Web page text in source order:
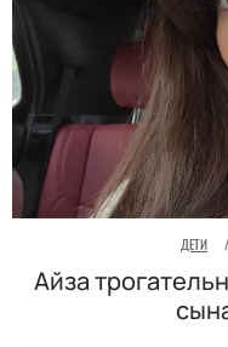
ДЕТИ /
Айза